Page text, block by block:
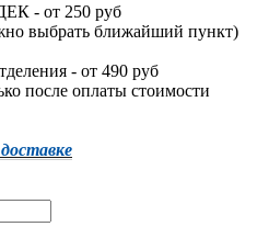
- от 250 руб
выбрать ближайший пункт)
- от 490 руб
после оплаты стоимости